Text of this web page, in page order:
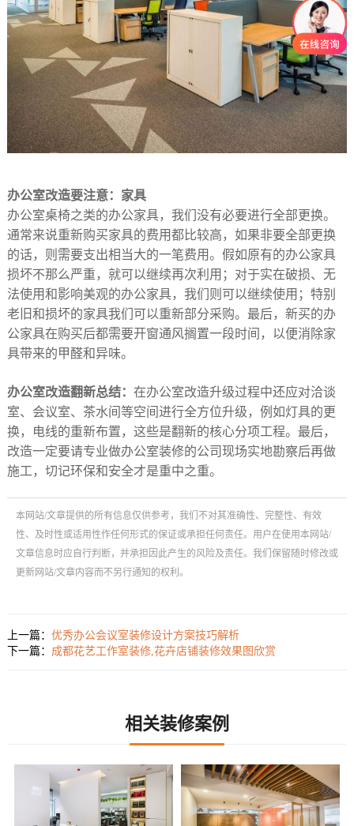
办公室改造要注意：家具
办公室桌椅之类的办公家具，我们没有必要进行全部更换。
通常来说重新购买家具的费用都比较高，如果非要全部更换
的话，则需要支出相当大的一笔费用。假如原有的办公家具
损坏不那么严重，就可以继续再次利用；对于实在破损、无
法使用和影响美观的办公家具，我们则可以继续使用；特别
老旧和损坏的家具我们可以重新部分采购。最后，新买的办
公家具在购买后都需要开窗通风搁置一段时间，以便消除家
具带来的甲醛和异味。
办公室改造翻新总结： 在办公室改造升级过程中还应对洽谈
室、会议室、茶水间等空间进行全方位升级，例如灯具的更
换，电线的重新布置，这些是翻新的核心分项工程。最后，
改造一定要请专业做办公室装修的公司现场实地勘察后再做
施工，切记环保和安全才是重中之重。
本网站/文章提供的所有信息仅供参考，我们不对其准确性、完整性、有效
性、及时性或适用性作任何形式的保证或承担任何责任。用户在使用本网站/
文章信息时应自行判断，并承担因此产生的风险及责任。我们保留随时修改或
更新网站/文章内容而不另行通知的权利。
上一篇： 优秀办公会议室装修设计方案技巧解析
下一篇： 成都花艺工作室装修,花卉店铺装修效果图欣赏
相关装修案例